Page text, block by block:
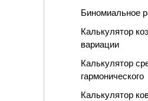
Биномиальное
Калькулятор
вариации
Калькулятор
гармонического
Калькулятор